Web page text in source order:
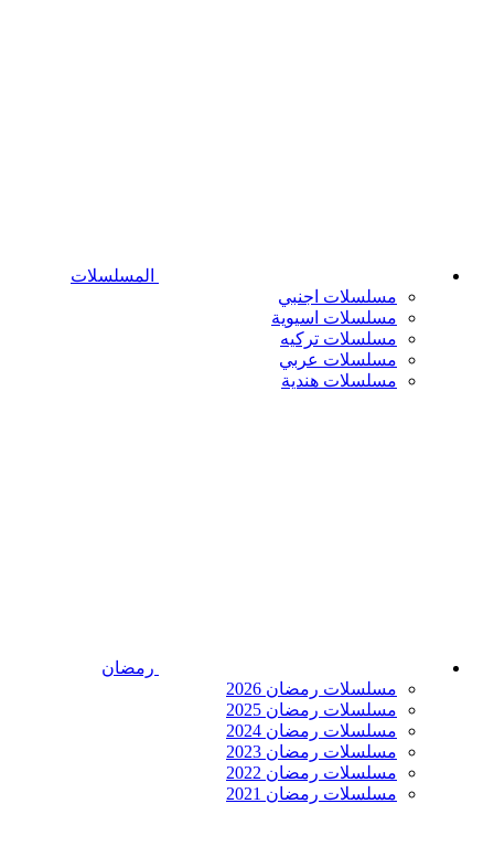
المسلسلات
مسلسلات اجنبي
مسلسلات اسيوية
مسلسلات تركيه
مسلسلات عربي
مسلسلات هندية
رمضان
مسلسلات رمضان 2026
مسلسلات رمضان 2025
مسلسلات رمضان 2024
مسلسلات رمضان 2023
مسلسلات رمضان 2022
مسلسلات رمضان 2021